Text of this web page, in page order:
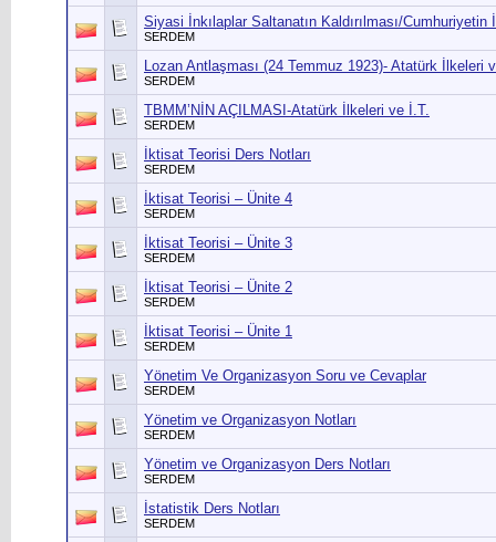
Siyasi İnkılaplar Saltanatın Kaldırılması/Cumhuriyetin
SERDEM
Lozan Antlaşması (24 Temmuz 1923)- Atatürk İlkeleri
SERDEM
TBMM’NİN AÇILMASI-Atatürk İlkeleri ve İ.T.
SERDEM
İktisat Teorisi Ders Notları
SERDEM
İktisat Teorisi – Ünite 4
SERDEM
İktisat Teorisi – Ünite 3
SERDEM
İktisat Teorisi – Ünite 2
SERDEM
İktisat Teorisi – Ünite 1
SERDEM
Yönetim Ve Organizasyon Soru ve Cevaplar
SERDEM
Yönetim ve Organizasyon Notları
SERDEM
Yönetim ve Organizasyon Ders Notları
SERDEM
İstatistik Ders Notları
SERDEM